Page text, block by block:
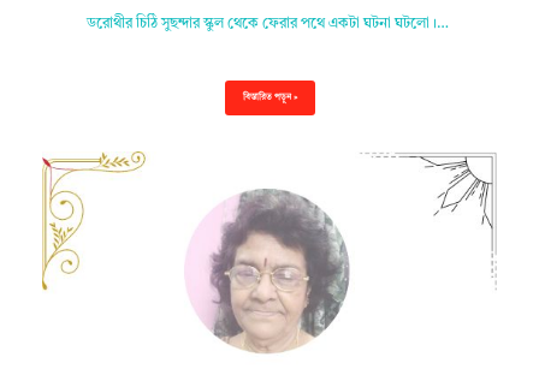
ডরোথীর চিঠি সুছন্দার স্কুল থেকে ফেরার পথে একটা ঘটনা ঘটলো।…
বিস্তারিত পড়ুন »